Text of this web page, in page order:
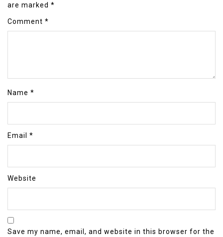
are marked *
Comment *
Name *
Email *
Website
Save my name, email, and website in this browser for the